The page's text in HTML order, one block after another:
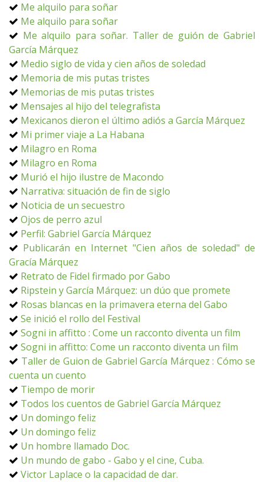
Me alquilo para soñar
Me alquilo para soñar
Me alquilo para soñar. Taller de guión de Gabriel
García Márquez
Medio siglo de vida y cien años de soledad
Memoria de mis putas tristes
Memorias de mis putas tristes
Mensajes al hijo del telegrafista
Mexicanos dieron el último adiós a García Márquez
Mi primer viaje a La Habana
Milagro en Roma
Milagro en Roma
Murió el hijo ilustre de Macondo
Narrativa: situación de fin de siglo
Noticia de un secuestro
Ojos de perro azul
Perfil: Gabriel García Márquez
Publicarán en Internet "Cien años de soledad" de
Gracía Márquez
Retrato de Fidel firmado por Gabo
Ripstein y García Márquez: un dúo que promete
Rosas blancas en la primavera eterna del Gabo
Se inició el rollo del Festival
Sogni in affitto : Come un racconto diventa un film
Sogni in affitto: Come un racconto diventa un film
Taller de Guion de Gabriel García Márquez : Cómo se
cuenta un cuento
Tiempo de morir
Todos los cuentos de Gabriel García Márquez
Un domingo feliz
Un domingo feliz
Un hombre llamado Doc.
Un mundo de gabo - Gabo y el cine, Cuba.
Victor Laplace o la capacidad de dar.